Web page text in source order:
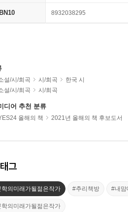
8932038295
설/시/희곡 시/희곡
한국 시
설/시/희곡 시/희곡
디어 추천 분류
올해의 책 2021년 올해의 책 후보도서
그
의미래가될젊은작가 #추리책방 #내맘
의미래가될젊은작가